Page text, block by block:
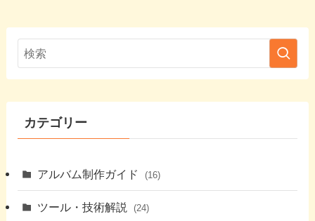
カテゴリー
アルバム制作ガイド (16)
ツール・技術解説 (24)